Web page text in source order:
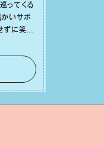
ってくる
かいサポ
ずに笑顔
て⼀歩を
ころが混
作られて